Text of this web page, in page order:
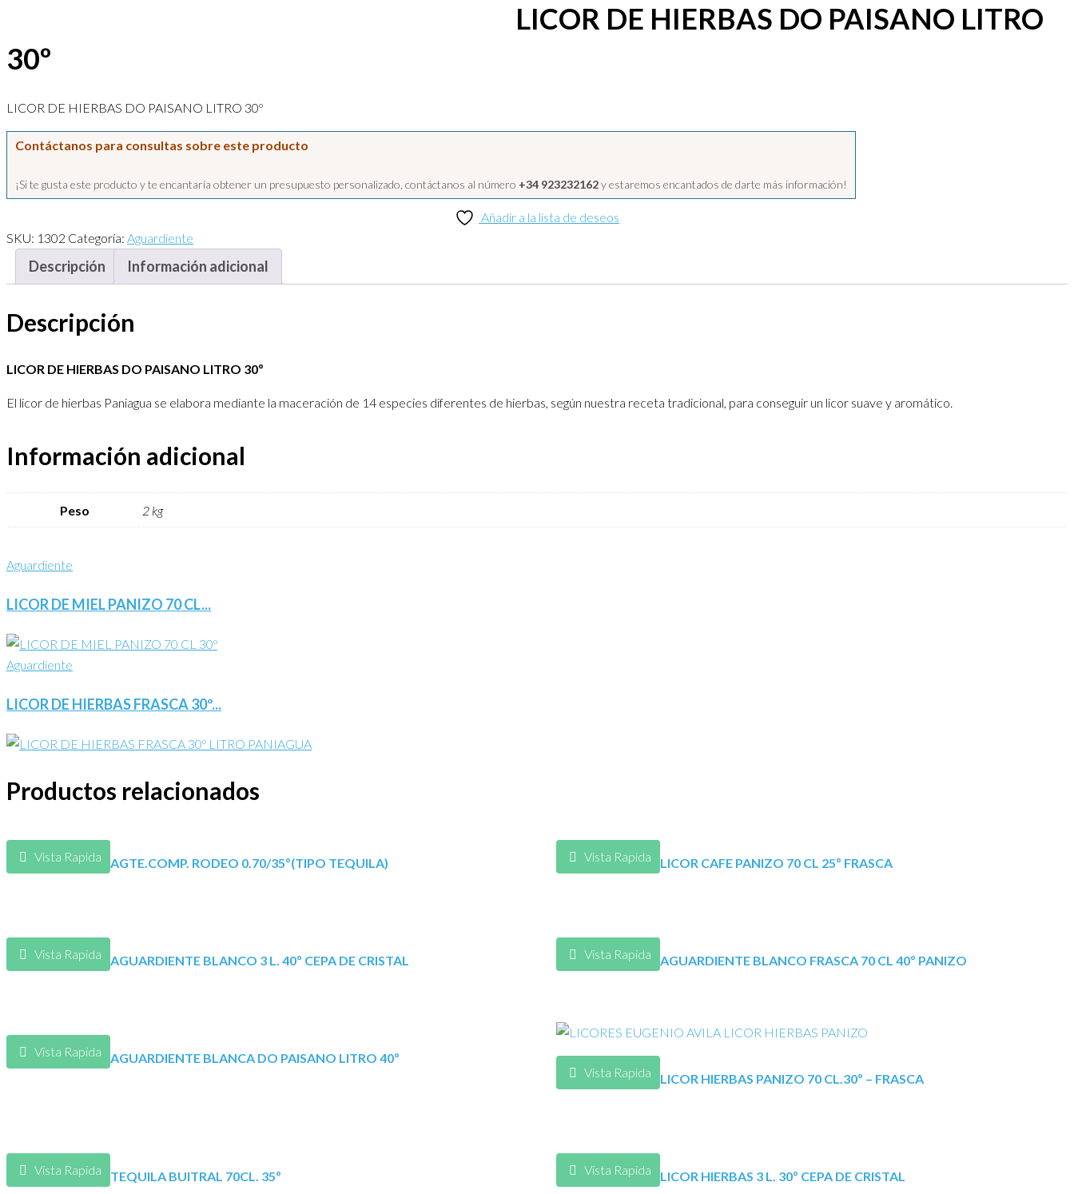
LICOR DE HIERBAS DO PAISANO LITRO
30º
LICOR DE HIERBAS DO PAISANO LITRO 30º
Contáctanos para consultas sobre este producto
¡Si te gusta este producto y te encantaría obtener un presupuesto personalizado, contáctanos al número +34 923232162y estaremos encantados de darte más información!
Añadir a la lista de deseos
SKU: 1302 Categoría: Aguardiente
Descripción Información adicional
Descripción
LICOR DE HIERBAS DO PAISANO LITRO 30º
El licor de hierbas Paniagua se elabora mediante la maceración de 14 especies diferentes de hierbas, según nuestra receta tradicional, para conseguir un licor suave y aromático.
Información adicional
Peso 2 kg
Aguardiente
LICOR DE MIEL PANIZO 70 CL...
Aguardiente
LICOR DE HIERBAS FRASCA 30º...
Productos relacionados
Vista Rapida AGTE.COMP. RODEO 0.70/35º(TIPO TEQUILA) Vista Rapida LICOR CAFE PANIZO 70 CL 25º FRASCA
Vista Rapida AGUARDIENTE BLANCO 3 L. 40º CEPA DE CRISTAL Vista Rapida AGUARDIENTE BLANCO FRASCA 70 CL 40º PANIZO
Vista Rapida
AGUARDIENTE BLANCA DO PAISANO LITRO 40º
Vista Rapida
LICOR HIERBAS PANIZO 70 CL.30º – FRASCA
Vista Rapida TEQUILA BUITRAL 70CL. 35º Vista Rapida LICOR HIERBAS 3 L. 30º CEPA DE CRISTAL